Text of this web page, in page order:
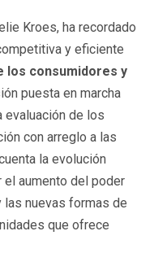
Kroes, ha recordado
y eficiente
los consumidores y
puesta en marcha
evaluación de los
con arreglo a las
la evolución
el aumento del poder
nuevas formas de
que ofrece